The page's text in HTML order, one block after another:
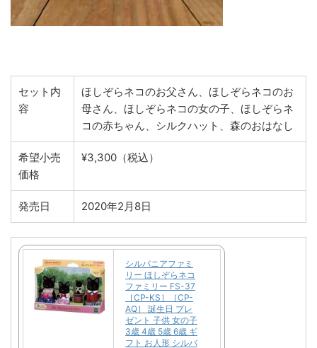
セット内
容
ほしぞらネコのお父さん、ほしぞらネコのお
母さん、ほしぞらネコの女の子、ほしぞらネ
コの赤ちゃん、シルクハット、森のおはなし
希望小売
価格
¥3,300（税込）
発売日 2020年2月8日
シルバニアファミ
リー ほしぞらネコ
ファミリー FS-37
［CP-KS］［CP-
AQ］ 誕生日 プレ
ゼント 子供 女の子
3歳 4歳 5歳 6歳 ギ
フト お人形 シルバ